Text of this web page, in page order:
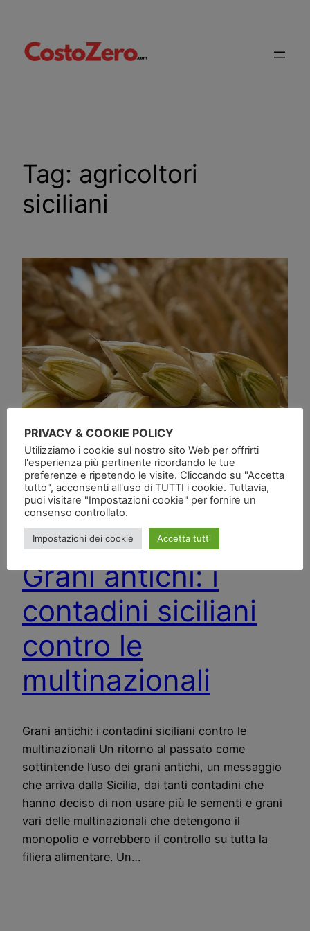
contenuto
Tag: agricoltori
siciliani
Grani antichi: i
contadini siciliani
contro le
multinazionali
Grani antichi: i contadini siciliani contro le
multinazionali Un ritorno al passato come
sottintende l’uso dei grani antichi, un messaggio
che arriva dalla Sicilia, dai tanti contadini che
hanno deciso di non usare più le sementi e grani
vari delle multinazionali che detengono il
monopolio e vorrebbero il controllo su tutta la
filiera alimentare. Un…
PRIVACY & COOKIE POLICY
Utilizziamo i cookie sul nostro sito Web per offrirti
l'esperienza più pertinente ricordando le tue
preferenze e ripetendo le visite. Cliccando su "Accetta
tutto", acconsenti all'uso di TUTTI i cookie. Tuttavia,
puoi visitare "Impostazioni cookie" per fornire un
consenso controllato.
Impostazioni dei cookie Accetta tutti